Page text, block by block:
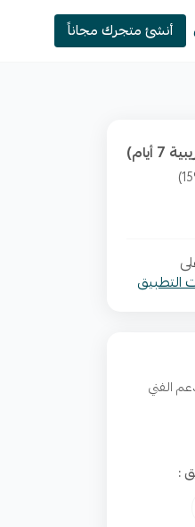
أنشئ متجرك مجاناً
أيام)
التطبيق
الفني
: